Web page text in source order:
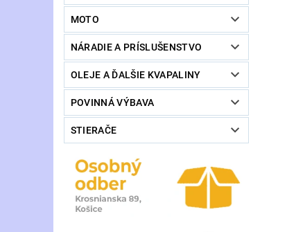
MOTO
NÁRADIE A PRÍSLUŠENSTVO
OLEJE A ĎALŠIE KVAPALINY
POVINNÁ VÝBAVA
STIERAČE